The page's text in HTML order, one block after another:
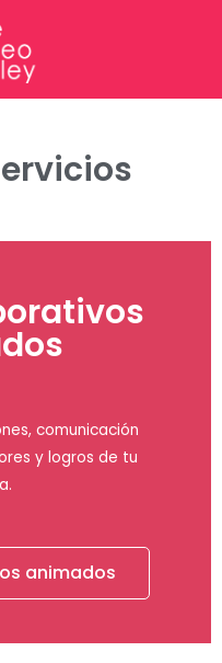
comunicación
y logros de tu
animados